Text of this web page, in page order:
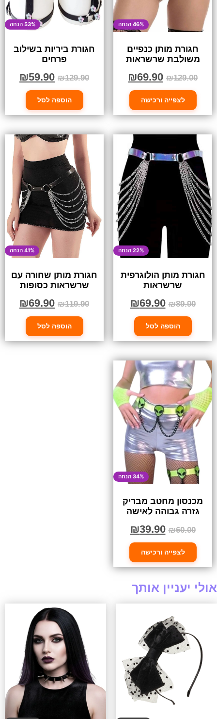
46% הנחה
חגורת מותן כנפיים
משולבת שרשראות
₪129.00
₪69.90
לצפייה ורכישה
53% הנחה
חגורת ביריות בשילוב
פרחים
₪129.90
₪59.90
הוספה לסל
22% הנחה
חגורת מותן הולוגרפית
שרשראות
₪89.90
₪69.90
הוספה לסל
41% הנחה
חגורת מותן שחורה עם
שרשראות כסופות
₪119.90
₪69.90
הוספה לסל
34% הנחה
מכנסון מחטב מבריק
גזרה גבוהה לאישה
₪60.00
₪39.90
לצפייה ורכישה
אולי יעניין אותך